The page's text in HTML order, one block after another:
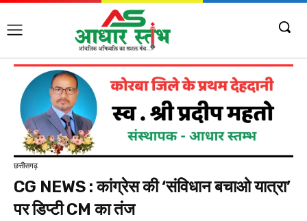
छत्तीसगढ़
CG NEWS : कांग्रेस की ‘संविधान बचाओ यात्रा’
पर डिप्टी CM का तंज